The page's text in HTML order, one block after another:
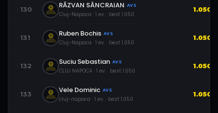
130 RĂZVAN SÂNCRAIAN AVS
Cluj-Napoca · 1 ev. · best 1.050
1.050
131 Ruben Bochis AVS
Cluj-Napoca · 1 ev. · best 1.050
1.050
132 Suciu Sebastian AVS
CLUJ NAPOCA · 1 ev. · best 1.050
1.050
133 Vele Dominic AVS
cluj-napoca · 1 ev. · best 1.050
1.050